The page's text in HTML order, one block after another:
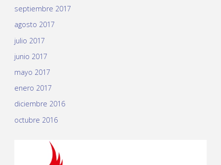
septiembre 2017
agosto 2017
julio 2017
junio 2017
mayo 2017
enero 2017
diciembre 2016
octubre 2016